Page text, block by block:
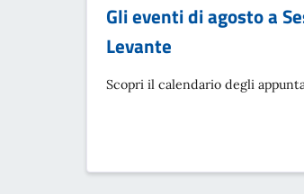
Gli eventi di agosto a
Levante
Scopri il calendario degli